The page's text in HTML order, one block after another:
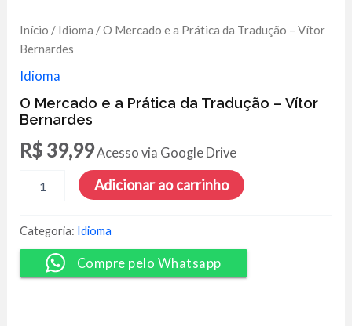
Início / Idioma / O Mercado e a Prática da Tradução – Vítor
Bernardes
Idioma
O Mercado e a Prática da Tradução – Vítor
Bernardes
R$ 39,99Acesso via Google Drive
Mercado
a
Prática
da
Tradução
Adicionar ao carrinho
Categoria: Idioma
Compre pelo Whatsapp